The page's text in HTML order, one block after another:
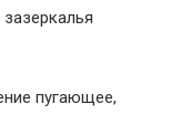
пугающее,